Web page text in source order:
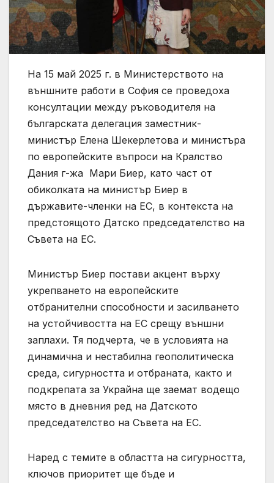
На 15 май 2025 г. в Министерството на
външните работи в София се проведоха
консултации между ръководителя на
българската делегация заместник-
министър Елена Шекерлетова и министъра
по европейските въпроси на Кралство
Дания г-жа Мари Биер, като част от
обиколката на министър Биер в
държавите-членки на ЕС, в контекста на
предстоящото Датско председателство на
Съвета на ЕС.
Министър Биер постави акцент върху
укрепването на европейските
отбранителни способности и засилването
на устойчивостта на ЕС срещу външни
заплахи. Тя подчерта, че в условията на
динамична и нестабилна геополитическа
среда, сигурността и отбраната, както и
подкрепата за Украйна ще заемат водещо
място в дневния ред на Датското
председателство на Съвета на ЕС.
Наред с темите в областта на сигурността,
ключов приоритет ще бъде и